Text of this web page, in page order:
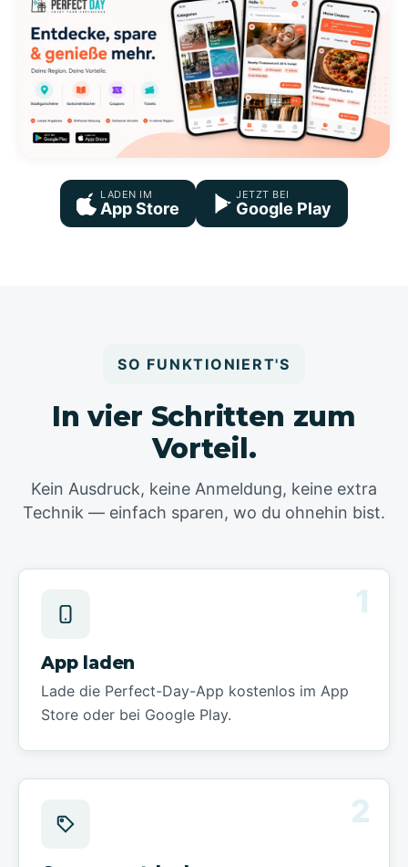
LADEN IM
App Store
JETZT BEI
Google Play
SO FUNKTIONIERT'S
In vier Schritten zum
Vorteil.
Kein Ausdruck, keine Anmeldung, keine extra
Technik — einfach sparen, wo du ohnehin bist.
1
App laden
Lade die Perfect-Day-App kostenlos im App
Store oder bei Google Play.
2